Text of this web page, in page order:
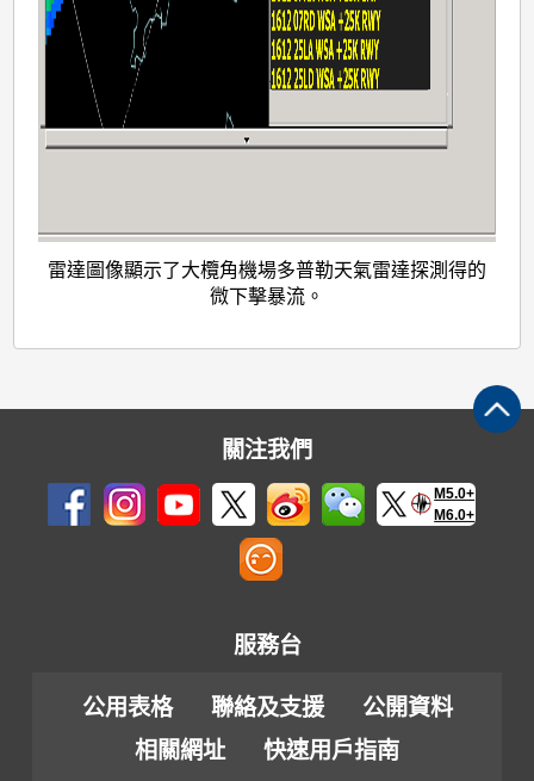
雷達圖像顯示了大欖角機場多普勒天氣雷達探測得的
微下擊暴流。
關注我們
M5.0+
M6.0+
服務台
公用表格 聯絡及支援
公開資料
相關網址
快速用戶指南